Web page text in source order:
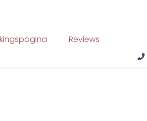
Reviews